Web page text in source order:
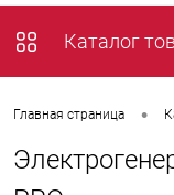
Каталог
Главная страница •